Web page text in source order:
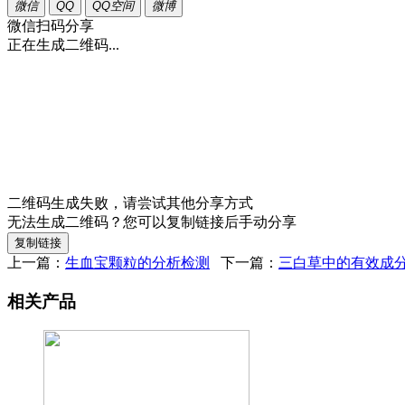
微信 QQ QQ空间 微博
微信扫码分享
正在生成二维码...
二维码生成失败，请尝试其他分享方式
无法生成二维码？您可以复制链接后手动分享
复制链接
上一篇： 生血宝颗粒的分析检测 下一篇： 三白草中的有效成
相关产品